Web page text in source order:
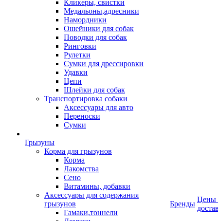
Кликеры, свистки
Медальоны,адресники
Намордники
Ошейники для собак
Поводки для собак
Ринговки
Рулетки
Сумки для дрессировки
Удавки
Цепи
Шлейки для собак
Транспортировка собаки
Аксессуары для авто
Переноски
Сумки
Грызуны
Корма для грызунов
Корма
Лакомства
Сено
Витамины, добавки
Аксессуары для содержания
грызунов
Гамаки,тоннели
Бренды
Цены